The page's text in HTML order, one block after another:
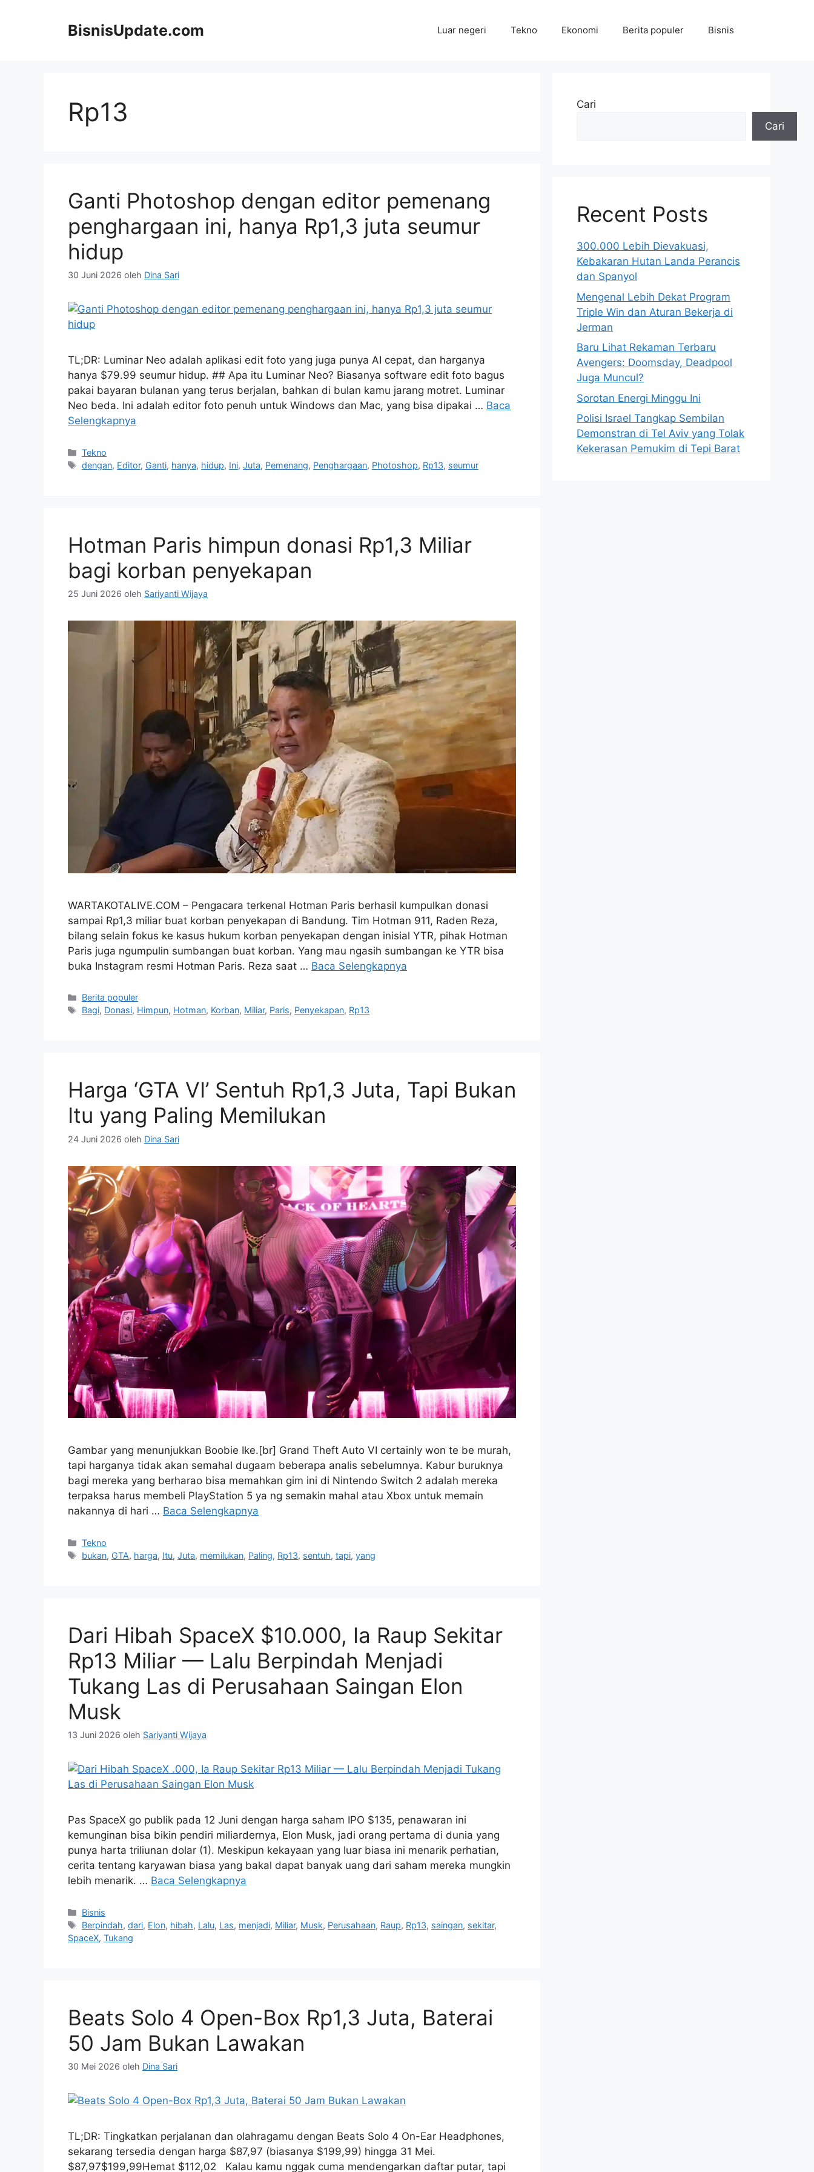
BisnisUpdate.com Luar negeri Tekno Ekonomi Berita populer Bisnis
Rp13
Ganti Photoshop dengan editor pemenang
penghargaan ini, hanya Rp1,3 juta seumur
hidup
30 Juni 2026 oleh Dina Sari
TL;DR: Luminar Neo adalah aplikasi edit foto yang juga punya AI cepat, dan harganya
hanya $79.99 seumur hidup. ## Apa itu Luminar Neo? Biasanya software edit foto bagus
pakai bayaran bulanan yang terus berjalan, bahkan di bulan kamu jarang motret. Luminar
Neo beda. Ini adalah editor foto penuh untuk Windows dan Mac, yang bisa dipakai … Baca
Selengkapnya
Kategori
Tekno
Tag
dengan, Editor, Ganti, hanya, hidup, Ini,Juta, Pemenang, Penghargaan, Photoshop, Rp13, seumur
Hotman Paris himpun donasi Rp1,3 Miliar
bagi korban penyekapan
25 Juni 2026 oleh Sariyanti Wijaya
WARTAKOTALIVE.COM – Pengacara terkenal Hotman Paris berhasil kumpulkan donasi
sampai Rp1,3 miliar buat korban penyekapan di Bandung. Tim Hotman 911, Raden Reza,
bilang selain fokus ke kasus hukum korban penyekapan dengan inisial YTR, pihak Hotman
Paris juga ngumpulin sumbangan buat korban. Yang mau ngasih sumbangan ke YTR bisa
buka Instagram resmi Hotman Paris. Reza saat … Baca Selengkapnya
Kategori
Berita populer
Tag
Bagi, Donasi, Himpun, Hotman, Korban, Miliar, Paris, Penyekapan, Rp13
Harga ‘GTA VI’ Sentuh Rp1,3 Juta, Tapi Bukan
Itu yang Paling Memilukan
24 Juni 2026 oleh Dina Sari
Gambar yang menunjukkan Boobie Ike.[br] Grand Theft Auto VI certainly won te be murah,
tapi harganya tidak akan semahal dugaam beberapa analis sebelumnya. Kabur buruknya
bagi mereka yang berharao bisa memahkan gim ini di Nintendo Switch 2 adalah mereka
terpaksa harus membeli PlayStation 5 ya ng semakin mahal atau Xbox untuk memain
nakannya di hari … Baca Selengkapnya
Kategori
Tekno
Tag
bukan, GTA, harga, Itu,Juta, memilukan, Paling, Rp13, sentuh,tapi,yang
Dari Hibah SpaceX $10.000, Ia Raup Sekitar
Rp13 Miliar — Lalu Berpindah Menjadi
Tukang Las di Perusahaan Saingan Elon
Musk
13 Juni 2026 oleh Sariyanti Wijaya
Pas SpaceX go publik pada 12 Juni dengan harga saham IPO $135, penawaran ini
kemunginan bisa bikin pendiri miliardernya, Elon Musk, jadi orang pertama di dunia yang
punya harta triliunan dolar (1). Meskipun kekayaan yang luar biasa ini menarik perhatian,
cerita tentang karyawan biasa yang bakal dapat banyak uang dari saham mereka mungkin
lebih menarik. … Baca Selengkapnya
Kategori
Bisnis
Tag
Berpindah,dari, Elon, hibah, Lalu, Las, menjadi, Miliar, Musk, Perusahaan, Raup, Rp13, saingan, sekitar,
SpaceX, Tukang
Beats Solo 4 Open-Box Rp1,3 Juta, Baterai
50 Jam Bukan Lawakan
30 Mei 2026 oleh Dina Sari
TL;DR: Tingkatkan perjalanan dan olahragamu dengan Beats Solo 4 On-Ear Headphones,
sekarang tersedia dengan harga $87,97 (biasanya $199,99) hingga 31 Mei.
$87,97$199,99Hemat $112,02 Kalau kamu nggak cuma mendengarkan daftar putar, tapi
Cari
Cari
Recent Posts
300.000 Lebih Dievakuasi,
Kebakaran Hutan Landa Perancis
dan Spanyol
Mengenal Lebih Dekat Program
Triple Win dan Aturan Bekerja di
Jerman
Baru Lihat Rekaman Terbaru
Avengers: Doomsday, Deadpool
Juga Muncul?
Sorotan Energi Minggu Ini
Polisi Israel Tangkap Sembilan
Demonstran di Tel Aviv yang Tolak
Kekerasan Pemukim di Tepi Barat